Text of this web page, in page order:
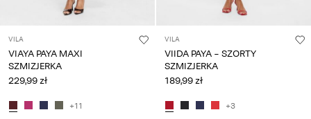
VILA
VIAYA PAYA MAXI
SZMIZJERKA
229,99 zł
+11
VILA
VIIDA PAYA - SZORTY
SZMIZJERKA
189,99 zł
+3